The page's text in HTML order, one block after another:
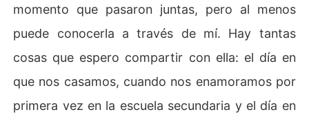
momento que pasaron juntas, pero al menos
puede conocerla a través de mí. Hay tantas
cosas que espero compartir con ella: el día en
que nos casamos, cuando nos enamoramos por
primera vez en la escuela secundaria y el día en